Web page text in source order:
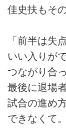
佳史扶もそ
「前半は失
いい入りが
つながり合
最後に退場
試合の進め
できなくて